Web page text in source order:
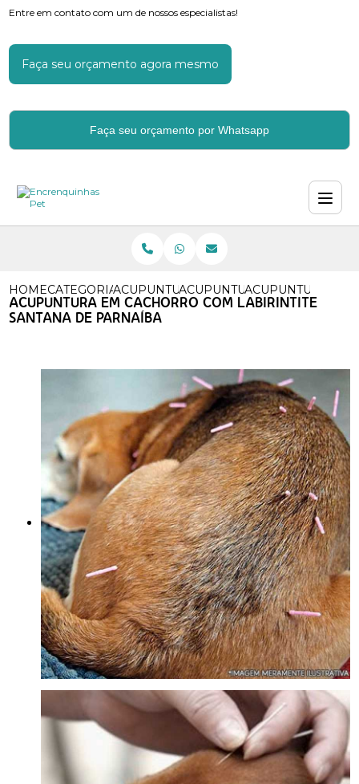
Entre em contato com um de nossos especialistas!
Faça seu orçamento agora mesmo
Faça seu orçamento por Whatsapp
HOMECATEGORIASACUPUNTURAACUPUNTURA EM CACHORRO
ACUPUNTURA EM
ACUPUNTURA EM CACHORRO COM LABIRINTITE
SANTANA DE PARNAÍBA